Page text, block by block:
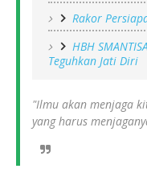
Rakor
HBH
Teguhkan Jati Diri
"Ilmu akan menjaga
yang harus